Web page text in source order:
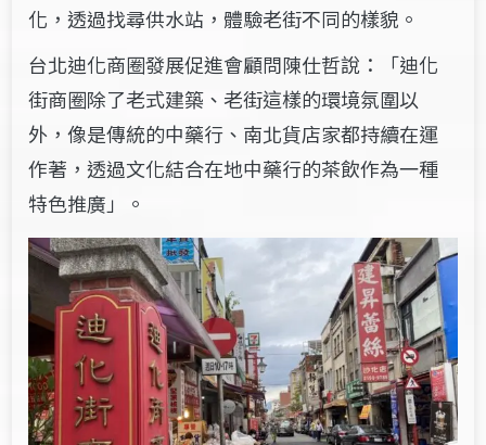
化，透過找尋供水站，體驗老街不同的樣貌。
台北迪化商圈發展促進會顧問陳仕哲說：「迪化
街商圈除了老式建築、老街這樣的環境氛圍以
外，像是傳統的中藥行、南北貨店家都持續在運
作著，透過文化結合在地中藥行的茶飲作為一種
特色推廣」。